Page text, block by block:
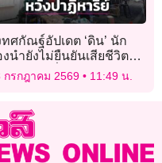
ทศกัณฐ์อัปเดต ‘ดิน’ นัก
งนำยังไม่ยืนยันเสียชีวิต
อบครัว-เพื่อนหวังปาฎิหา
กรกฎาคม 2569 11:49 น.